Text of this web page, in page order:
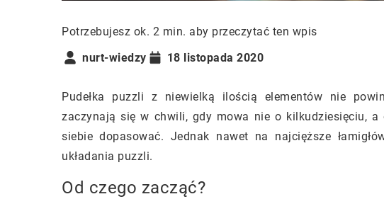
Potrzebujesz ok. 2 min. aby przeczytać ten wpis
nurt-wiedzy
18 listopada 2020
Pudełka puzzli z niewielką ilością elementów nie
zaczynają się w chwili, gdy mowa nie o kilkudziesięciu,
siebie dopasować. Jednak nawet na najcięższe
układania puzzli.
Od czego zacząć?